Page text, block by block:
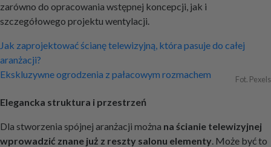
zarówno do opracowania wstępnej koncepcji, jak i
szczegółowego projektu wentylacji.
Nawigacja
wpisu
Jak zaprojektować ścianę telewizyjną, która pasuje do całej
aranżacji?
Ekskluzywne ogrodzenia z pałacowym rozmachem
Fot. Pexels
Elegancka struktura i przestrzeń
Dla stworzenia spójnej aranżacji można na ścianie telewizyjnej
wprowadzić znane już z reszty salonu elementy. Może być to